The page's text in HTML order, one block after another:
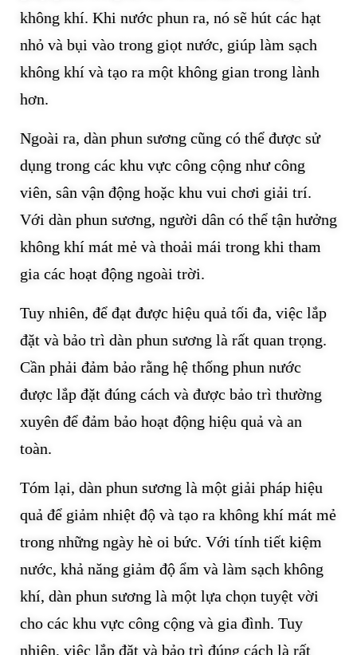
không khí. Khi nước phun ra, nó sẽ hút các hạt
nhỏ và bụi vào trong giọt nước, giúp làm sạch
không khí và tạo ra một không gian trong lành
hơn.
Ngoài ra, dàn phun sương cũng có thể được sử
dụng trong các khu vực công cộng như công
viên, sân vận động hoặc khu vui chơi giải trí.
Với dàn phun sương, người dân có thể tận hưởng
không khí mát mẻ và thoải mái trong khi tham
gia các hoạt động ngoài trời.
Tuy nhiên, để đạt được hiệu quả tối đa, việc lắp
đặt và bảo trì dàn phun sương là rất quan trọng.
Cần phải đảm bảo rằng hệ thống phun nước
được lắp đặt đúng cách và được bảo trì thường
xuyên để đảm bảo hoạt động hiệu quả và an
toàn.
Tóm lại, dàn phun sương là một giải pháp hiệu
quả để giảm nhiệt độ và tạo ra không khí mát mẻ
trong những ngày hè oi bức. Với tính tiết kiệm
nước, khả năng giảm độ ẩm và làm sạch không
khí, dàn phun sương là một lựa chọn tuyệt vời
cho các khu vực công cộng và gia đình. Tuy
nhiên, việc lắp đặt và bảo trì đúng cách là rất